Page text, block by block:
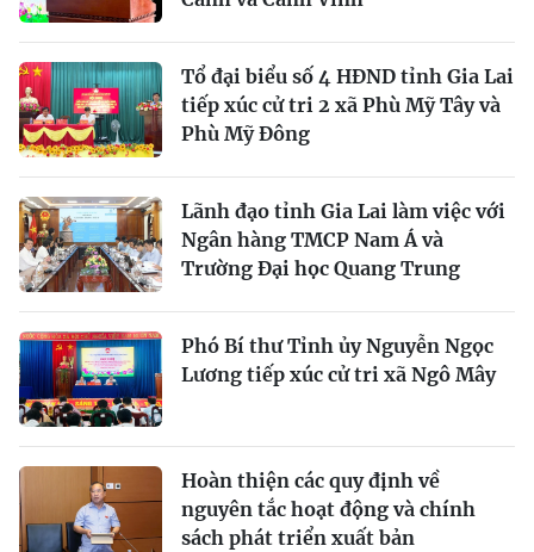
Tổ đại biểu số 4 HĐND tỉnh Gia Lai
tiếp xúc cử tri 2 xã Phù Mỹ Tây và
Phù Mỹ Đông
Lãnh đạo tỉnh Gia Lai làm việc với
Ngân hàng TMCP Nam Á và
Trường Đại học Quang Trung
Phó Bí thư Tỉnh ủy Nguyễn Ngọc
Lương tiếp xúc cử tri xã Ngô Mây
Hoàn thiện các quy định về
nguyên tắc hoạt động và chính
sách phát triển xuất bản